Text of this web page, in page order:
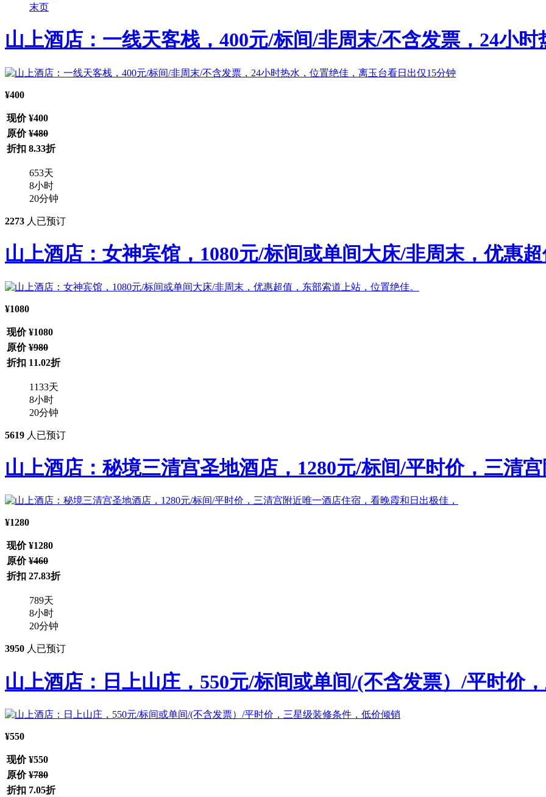
末页
山上酒店：一线天客栈，400元/标间/非周末/不含发票，24小时
¥400
现价 ¥400
原价 ¥480
折扣 8.33折
653天
8小时
20分钟
2273 人已预订
山上酒店：女神宾馆，1080元/标间或单间大床/非周末，优惠
¥1080
现价 ¥1080
原价 ¥980
折扣 11.02折
1133天
8小时
20分钟
5619 人已预订
山上酒店：秘境三清宫圣地酒店，1280元/标间/平时价，三清
¥1280
现价 ¥1280
原价 ¥460
折扣 27.83折
789天
8小时
20分钟
3950 人已预订
山上酒店：日上山庄，550元/标间或单间/(不含发票）/平时价
¥550
现价 ¥550
原价 ¥780
折扣 7.05折